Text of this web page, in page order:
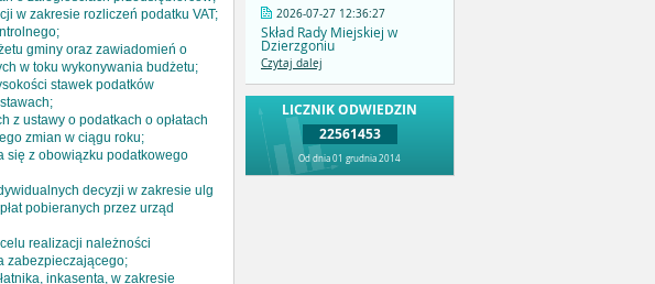
2026-07-27 12:36:27
Skład Rady Miejskiej w
Dzierzgoniu
Czytaj dalej
LICZNIK ODWIEDZIN
22561453
Od dnia 01 grudnia 2014
w zakresie rozliczeń podatku VAT;
gminy oraz zawiadomień o
w toku wykonywania budżetu;
stawek podatków
z ustawy o podatkach o opłatach
zmian w ciągu roku;
się z obowiązku podatkowego
decyzji w zakresie ulg
pobieranych przez urząd
realizacji należności
zabezpieczającego;
inkasenta, w zakresie